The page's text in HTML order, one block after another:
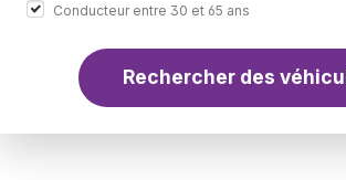
Conducteur entre 30 et 65 ans
Rechercher des